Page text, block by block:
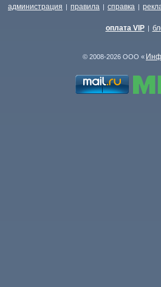
администрация | правила | справка |
оплата VIP |
© 2008-2026 ООО «